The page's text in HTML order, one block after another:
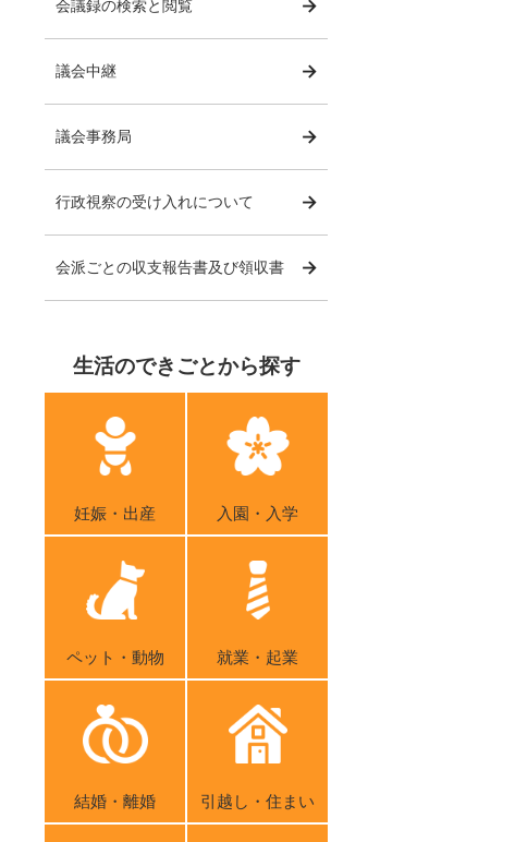
会議録の検索と閲覧
議会中継
議会事務局
行政視察の受け入れについて
会派ごとの収支報告書及び領収書
生活のできごとから探す
妊娠・出産 入園・入学
ペット・動物 就業・起業
結婚・離婚 引越し・住まい